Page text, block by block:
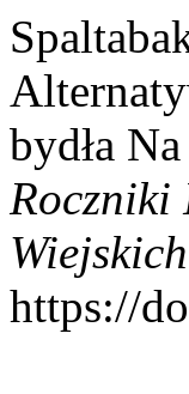
bydła
Roczniki
Wiejskich
https://